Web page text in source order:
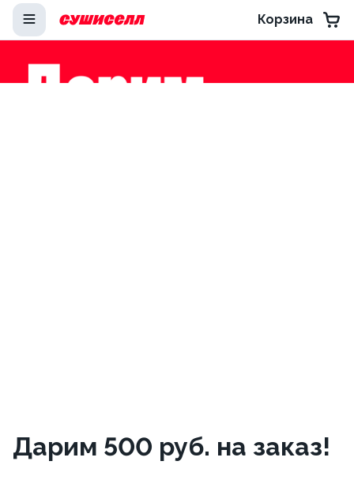
Корзина
Дарим 500 руб. на заказ!